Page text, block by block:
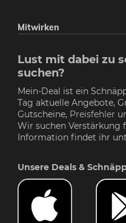
Mitwirken
Lust mit dabei zu
suchen?
Mein-Deal ist ein
Tag aktuelle Angebote,
Gutscheine, Preisfehler
Wir suchen Verstärkung
Information findet ihr
Unsere Deals &